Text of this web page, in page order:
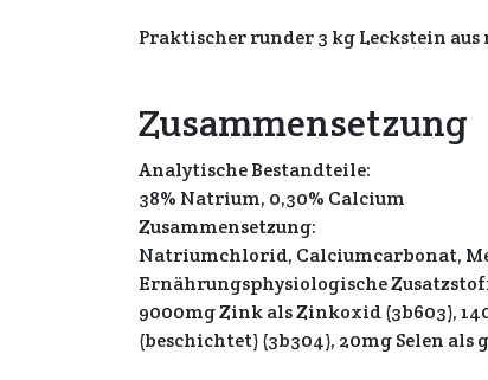
Praktischer runder 3 kg Leckstein
Zusammensetzung
Analytische Bestandteile:
38% Natrium, 0,30% Calcium
Zusammensetzung:
Natriumchlorid, Calciumcarbonat,
Ernährungsphysiologische
9000mg Zink als Zinkoxid (3b603),
(beschichtet) (3b304), 20mg Selen